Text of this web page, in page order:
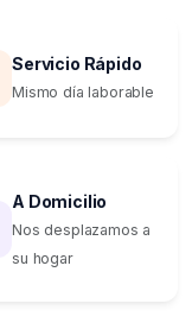
Servicio Rápido
Mismo día laborable
A Domicilio
Nos desplazamos a
su hogar